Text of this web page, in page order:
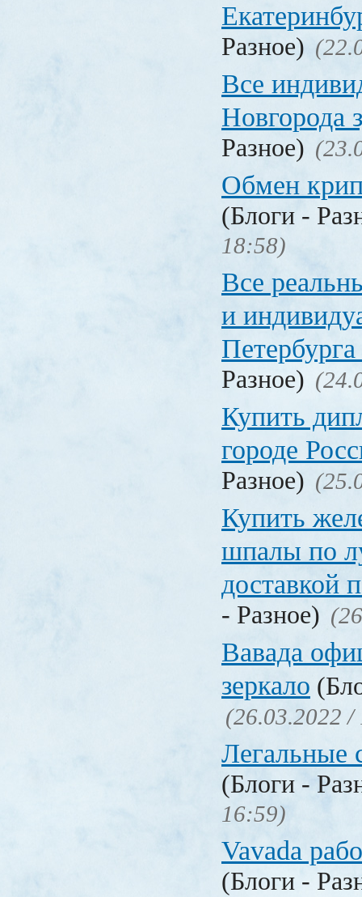
Разное)
Все
Новгорода
Разное)
Обмен
(Блоги -
18:58)
Все
и
Петербурга
Разное)
Купить
городе
Разное)
Купить
шпалы по
доставкой
- Разное)
Вавада
зеркало
(26.03.2022 /
Легальные
(Блоги -
16:59)
Vavada
(Блоги -